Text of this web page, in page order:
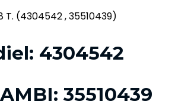
T. (4304542 , 35510439)
4304542
35510439